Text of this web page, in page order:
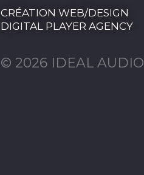
CRÉATION WEB/DESIGN
DIGITAL PLAYER AGENCY
© 2026 IDEAL AUDIO